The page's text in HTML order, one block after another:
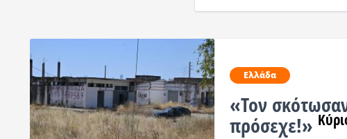
Ελλάδα
«Τον
πρόσεχε!»